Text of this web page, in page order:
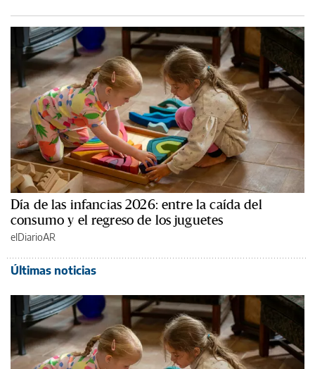
Día de las infancias 2026: entre la caída del
consumo y el regreso de los juguetes
elDiarioAR
Últimas noticias